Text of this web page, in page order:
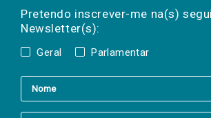
Pretendo inscrever-me na(s)
Newsletter(s):
Geral Parlamentar
a(s) newsletter(s).
mail